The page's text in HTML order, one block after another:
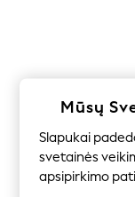
Nike
Shoes
Dresses
Trousers
Mūsų
Slapukai
svetainės
apsipirkimo